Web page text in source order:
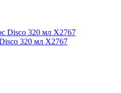
320 мл X2767